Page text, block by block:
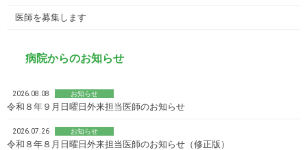
医師を募集します
病院からのお知らせ
2026.08.08 お知らせ
令和８年９月日曜日外来担当医師のお知らせ
2026.07.26 お知らせ
令和８年８月日曜日外来担当医師のお知らせ（修正版）